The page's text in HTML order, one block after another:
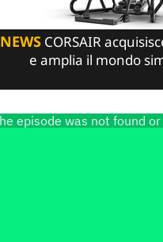
NEWSCORSAIR
e amplia il mondo